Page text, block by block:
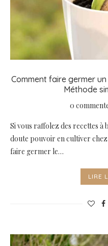
Comment faire germer
Méthode
0
Si vous raffolez des recettes à
doute pouvoir en cultiver
faire germer le…
LIRE